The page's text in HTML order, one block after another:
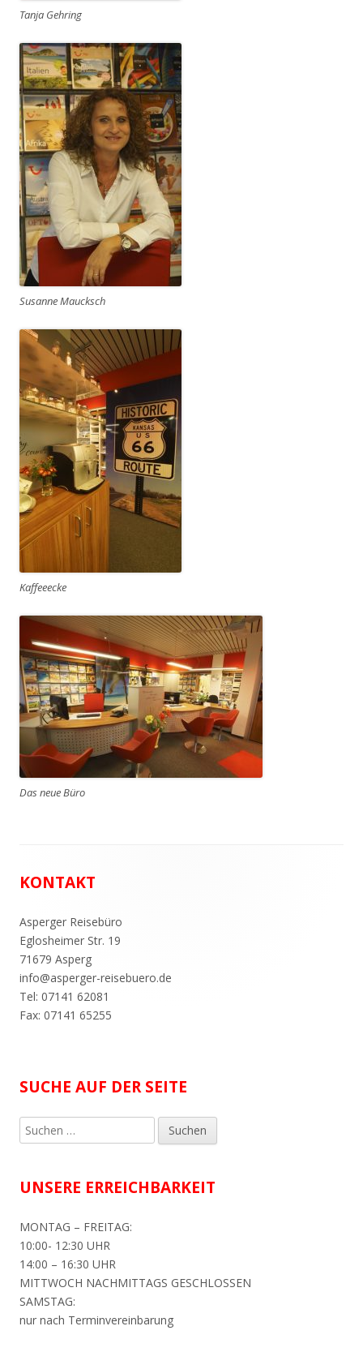
Tanja Gehring
Susanne Maucksch
Kaffeeecke
Das neue Büro
Inhalt
KONTAKT
Asperger Reisebüro
Eglosheimer Str. 19
71679 Asperg
info@asperger-reisebuero.de
Tel: 07141 62081
Fax: 07141 65255
SUCHE AUF DER SEITE
Suchen
nach:
UNSERE ERREICHBARKEIT
MONTAG – FREITAG:
10:00- 12:30 UHR
14:00 – 16:30 UHR
MITTWOCH NACHMITTAGS GESCHLOSSEN
SAMSTAG:
nur nach Terminvereinbarung